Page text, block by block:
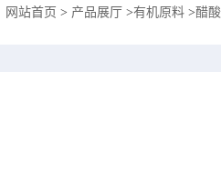
网站首页 > 产品展厅 >有机原料 >醋